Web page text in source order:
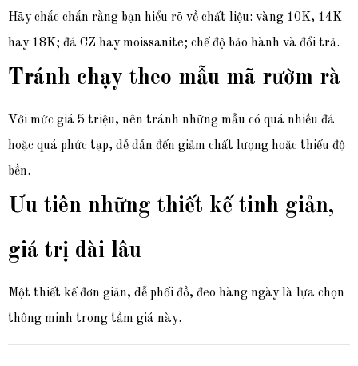
Hãy chắc chắn rằng bạn hiểu rõ về chất liệu: vàng 10K, 14K
hay 18K; đá CZ hay moissanite; chế độ bảo hành và đổi trả.
Tránh chạy theo mẫu mã rườm rà
Với mức giá 5 triệu, nên tránh những mẫu có quá nhiều đá
hoặc quá phức tạp, dễ dẫn đến giảm chất lượng hoặc thiếu độ
bền.
Ưu tiên những thiết kế tinh giản,
giá trị dài lâu
Một thiết kế đơn giản, dễ phối đồ, đeo hàng ngày là lựa chọn
thông minh trong tầm giá này.